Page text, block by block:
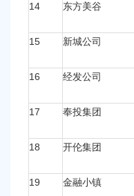
14 东方美谷
15 新城公司
16 经发公司
17 奉投集团
18 开伦集团
19 金融小镇